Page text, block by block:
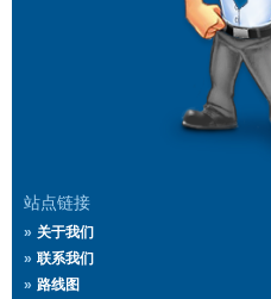
站点链接
关于我们
联系我们
路线图